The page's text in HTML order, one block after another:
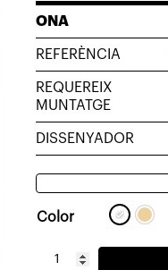
ONA
REFERÈNCIA
REQUEREIX
MUNTATGE
DISSENYADOR
Color
quantitat